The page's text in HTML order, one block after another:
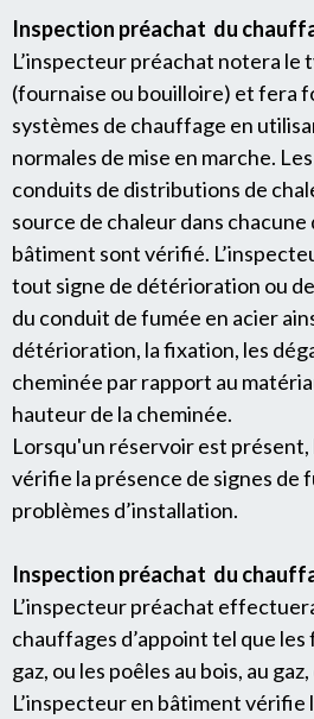
Inspection préachat du
L’inspecteur préachat notera le
(fournaise ou bouilloire) et fera
systèmes de chauffage en
normales de mise en marche.
conduits de distributions de
source de chaleur dans chacune
bâtiment sont vérifié.
tout signe de détérioration ou
du conduit de fumée en acier
détérioration, la fixation, les
cheminée par rapport au
hauteur de la cheminée.
Lorsqu'un réservoir est
vérifie la présence de signes de
problèmes d’installation.
Inspection préachat du
L’inspecteur préachat
chauffages d’appoint tel que les
gaz, ou les poêles au bois, au
L’inspecteur en bâtiment vérifie